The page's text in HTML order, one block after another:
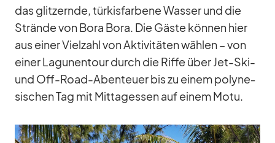
das glit­zernde, tür­kis­far­bene Was­ser und die
Strände von Bora Bora. Die Gäste kön­nen hier
aus ei­ner Viel­zahl von Ak­ti­vi­tä­ten wäh­len – von
ei­ner La­gu­n­en­tour durch die Riffe über Jet-Ski-
und Off-Road-Aben­teuer bis zu ei­nem po­ly­ne­
si­schen Tag mit Mit­tag­essen auf ei­nem Motu.